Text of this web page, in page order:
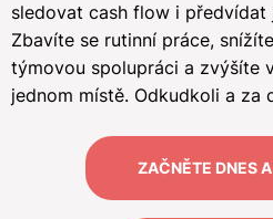
sledovat cash flow i
Zbavíte se rutinní práce,
týmovou spolupráci a zvýšíte
jednom místě. Odkudkoli a za
ZAČNĚTE DNES